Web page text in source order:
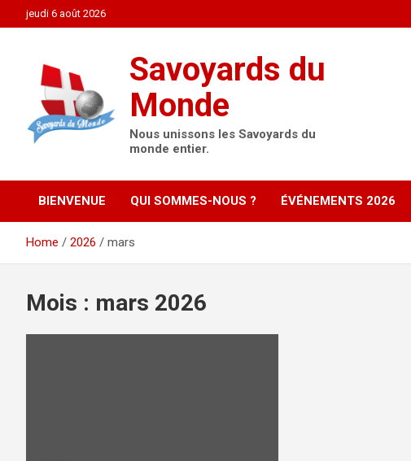
to
jeudi 6 août 2026
Savoyards du
Monde
Nous unissons les Savoyards du
monde entier.
BIENVENUE QUI SOMMES-NOUS ? ÉVÉNEMENTS 2026
Home 2026 mars
Mois : mars 2026